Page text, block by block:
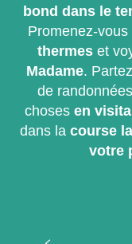
bond dans le
Promenez-vous
thermeset
Madame.
de
choses en
dans la course
votre